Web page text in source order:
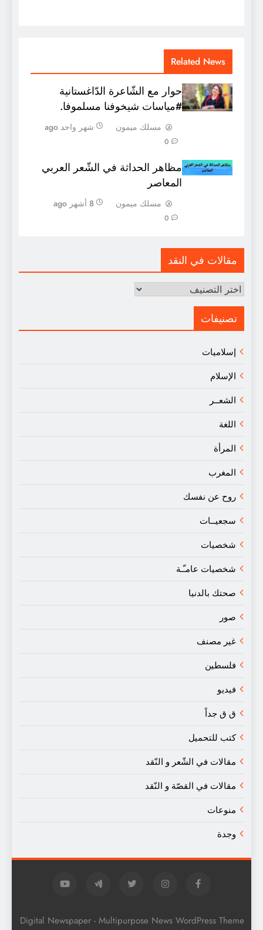
Related News
حوار مع الشّاعرة الدّاغستانية
#مياسات شيخوفنا مسلموفا.
مسلك ميمون شهر واحد ago
0
مظاهر الحداثة في الشّعر العربي
المعاصر
مسلك ميمون 8 أشهر ago
0
مقالات في النقد
مقالات
النقد
تصنيفات
إسلاميات
الإسلام
الشعــر
اللغة
المرأة
المغرب
روح عن نفسك
سجعيــات
شخصيات
شخصيات عامـّـة
صحتك بالدنيا
صور
غير مصنف
فلسطين
فيديو
ق ق جداً
كتب للتحميل
مقالات في الشّعر و النّقد
مقالات في القصّة و النّقد
منوعات
وجدة
Digital Newspaper - Multipurpose News WordPress Theme